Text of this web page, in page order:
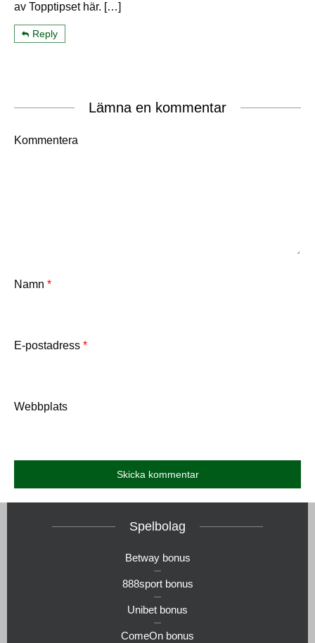
av Topptipset här. […]
Reply
Lämna en kommentar
Kommentera
Namn *
E-postadress *
Webbplats
Spelbolag
Betway bonus
888sport bonus
Unibet bonus
ComeOn bonus